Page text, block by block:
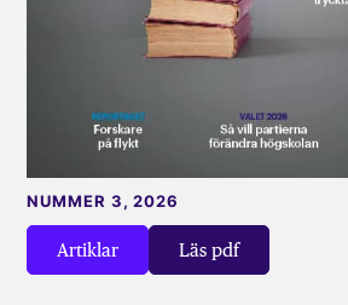
Artiklar Läs pdf
NUMMER 3, 2026